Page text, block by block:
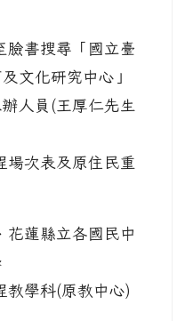
書搜尋「國立臺
文化研究中心」
人員(王厚仁先生
次表及原住民重
蓮縣立各國民中
學科(原教中心)